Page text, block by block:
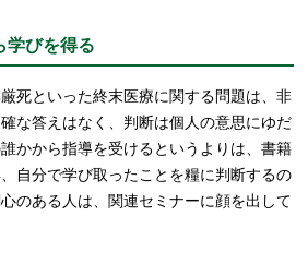
びを得る
死といった終末医療に関する問題は、非
な答えはなく、判断は個人の意思にゆだ
かから指導を受けるというよりは、書籍
自分で学び取ったことを糧に判断するの
のある人は、関連セミナーに顔を出して